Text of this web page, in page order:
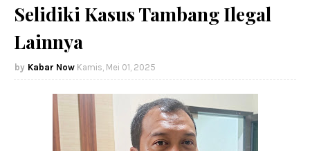
Selidiki Kasus Tambang Ilegal
Lainnya
Kabar Now Kamis, Mei 01, 2025